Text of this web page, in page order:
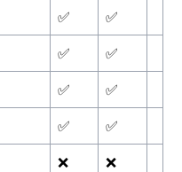
✅ ✅
✅ ✅
✅ ✅
✅ ✅
❌ ❌